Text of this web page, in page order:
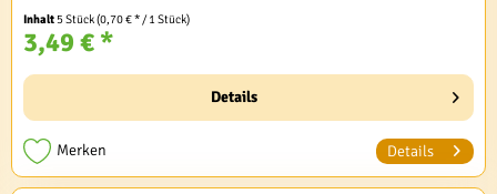
Inhalt 5 Stück(0,70 € * / 1 Stück)
3,49 € *
Details
Merken Details